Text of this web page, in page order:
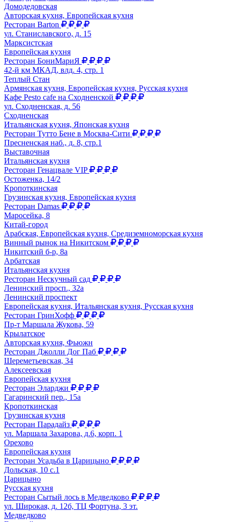
Домодедовская
Авторская кухня, Европейская кухня
Ресторан Barton
ул. Станиславского, д. 15
Марксистская
Европейская кухня
Ресторан БониМариЯ
42-й км МКАД, влд. 4, стр. 1
Теплый Стан
Армянская кухня, Европейская кухня, Русская кухня
Кафе Pesto cafe на Сходненской
ул. Сходненская, д. 56
Сходненская
Итальянская кухня, Японская кухня
Ресторан Тутто Бене в Москва-Сити
Пресненская наб., д. 8, стр.1
Выставочная
Итальянская кухня
Ресторан Генацвале VIP
Остоженка, 14/2
Кропоткинская
Грузинская кухня, Европейская кухня
Ресторан Damas
Маросейка, 8
Китай-город
Арабская, Европейская кухня, Средиземноморская кухня
Винный рынок на Никитском
Никитский б-р, 8а
Арбатская
Итальянская кухня
Ресторан Нескучный сад
Ленинский просп., 32а
Ленинский проспект
Европейская кухня, Итальянская кухня, Русская кухня
Ресторан ГринХофф
Пр-т Маршала Жукова, 59
Крылатское
Авторская кухня, Фьюжн
Ресторан Джолли Дог Паб
Шереметьевская, 34
Алексеевская
Европейская кухня
Ресторан Эларджи
Гагаринский пер., 15а
Кропоткинская
Грузинская кухня
Ресторан Парадайз
ул. Маршала Захарова, д.6, корп. 1
Орехово
Европейская кухня
Ресторан Усадьба в Царицыно
Дольская, 10 с.1
Царицыно
Русская кухня
Ресторан Сытый лось в Медведково
ул. Широкая, д. 12б, ТЦ Фортуна, 3 эт.
Медведково